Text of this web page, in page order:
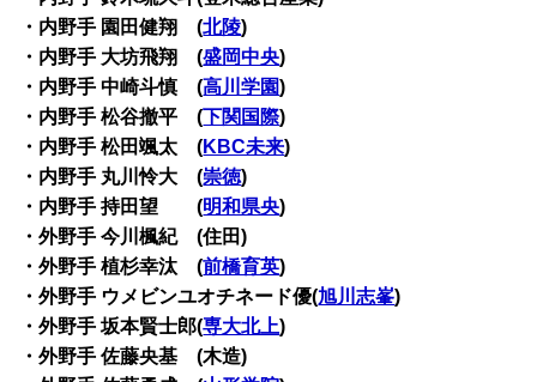
・内野手 園田健翔 (北陵)
・内野手 大坊飛翔 (盛岡中央)
・内野手 中崎斗慎 (高川学園)
・内野手 松谷撤平 (下関国際)
・内野手 松田颯太 (KBC未来)
・内野手 丸川怜大 (崇徳)
・内野手 持田望 (明和県央)
・外野手 今川楓紀 (住田)
・外野手 植杉幸汰 (前橋育英)
・外野手 ウメビンユオチネード優(旭川志峯)
・外野手 坂本賢士郎(専大北上)
・外野手 佐藤央基 (木造)